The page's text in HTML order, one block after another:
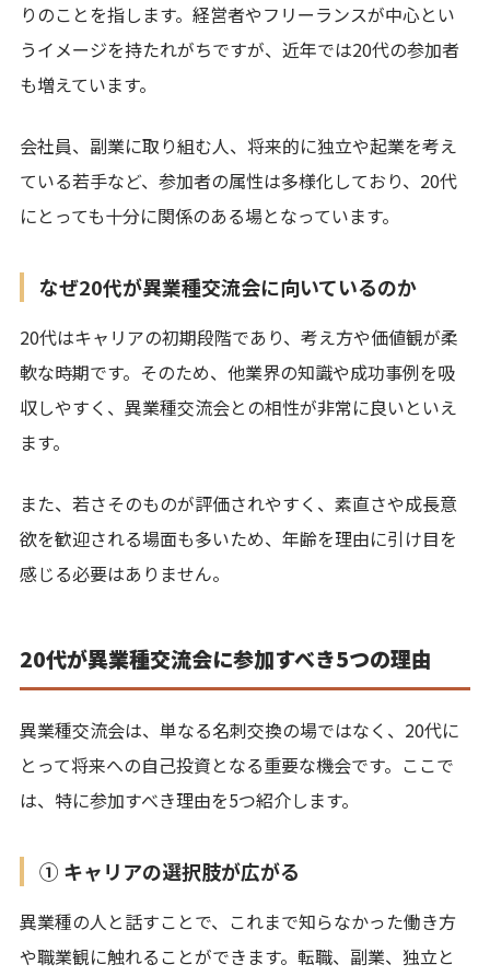
りのことを指します。経営者やフリーランスが中心とい
うイメージを持たれがちですが、近年では20代の参加者
も増えています。
会社員、副業に取り組む人、将来的に独立や起業を考え
ている若手など、参加者の属性は多様化しており、20代
にとっても十分に関係のある場となっています。
なぜ20代が異業種交流会に向いているのか
20代はキャリアの初期段階であり、考え方や価値観が柔
軟な時期です。そのため、他業界の知識や成功事例を吸
収しやすく、異業種交流会との相性が非常に良いといえ
ます。
また、若さそのものが評価されやすく、素直さや成長意
欲を歓迎される場面も多いため、年齢を理由に引け目を
感じる必要はありません。
20代が異業種交流会に参加すべき5つの理由
異業種交流会は、単なる名刺交換の場ではなく、20代に
とって将来への自己投資となる重要な機会です。ここで
は、特に参加すべき理由を5つ紹介します。
① キャリアの選択肢が広がる
異業種の人と話すことで、これまで知らなかった働き方
や職業観に触れることができます。転職、副業、独立と